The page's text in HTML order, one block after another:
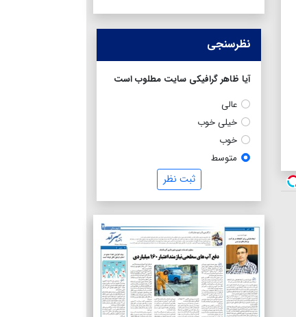
نظرسنجی
آیا ظاهر گرافیکی سایت مطلوب است
عالی
خیلی خوب
خوب
متوسط
ثبت نظر